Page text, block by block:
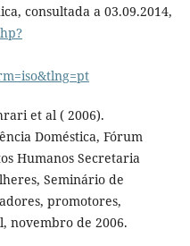
consultada a 03.09.2014,
et al ( 2006).
Doméstica, Fórum
Humanos Secretaria
Seminário de
promotores,
novembro de 2006.